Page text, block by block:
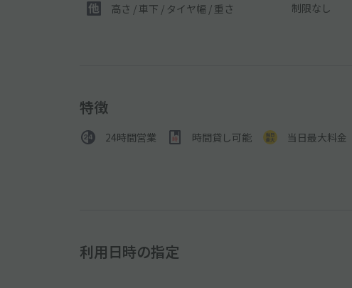
高さ / 車下 / タイヤ幅 / 重さ 制限なし
特徴
24時間営業 時間貸し可能 当日最大料金
利用日時の指定